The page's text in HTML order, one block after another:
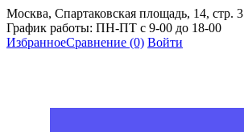
Москва, Спартаковская площадь, 14, стр. 3
График работы: ПН-ПТ с 9-00 до 18-00
ИзбранноеСравнение (0) Войти